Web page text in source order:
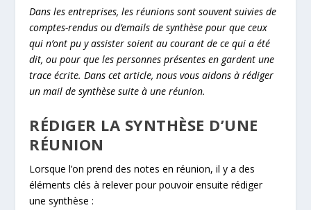
Dans les entreprises, les réunions sont souvent suivies de
comptes-rendus ou d’emails de synthèse pour que ceux
qui n’ont pu y assister soient au courant de ce qui a été
dit, ou pour que les personnes présentes en gardent une
trace écrite. Dans cet article, nous vous aidons à rédiger
un mail de synthèse suite à une réunion.
RÉDIGER LA SYNTHÈSE D’UNE
RÉUNION
Lorsque l’on prend des notes en réunion, il y a des
éléments clés à relever pour pouvoir ensuite rédiger
une synthèse :